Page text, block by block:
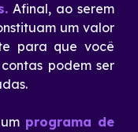
Afinal, ao serem
um valor
para que você
podem ser
programa de